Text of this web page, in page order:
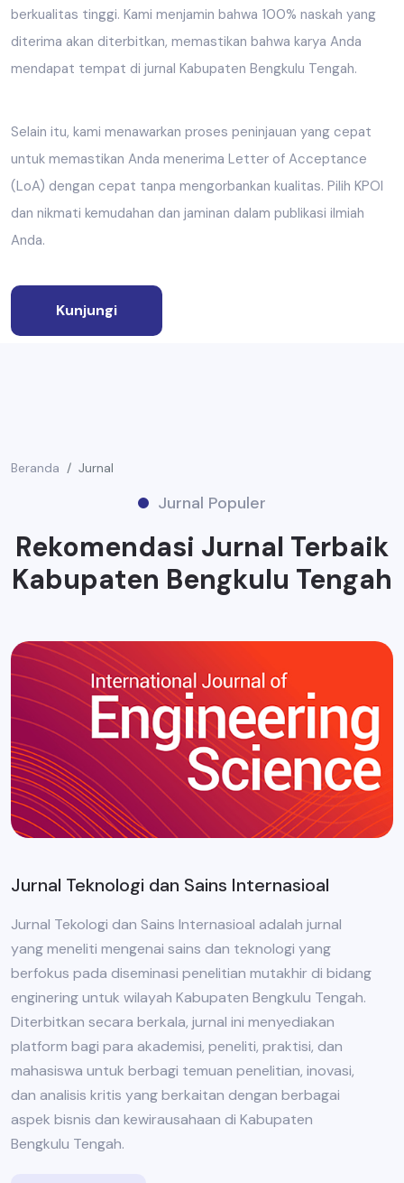
berkualitas tinggi. Kami menjamin bahwa 100% naskah yang
diterima akan diterbitkan, memastikan bahwa karya Anda
mendapat tempat di jurnal Kabupaten Bengkulu Tengah.
Selain itu, kami menawarkan proses peninjauan yang cepat
untuk memastikan Anda menerima Letter of Acceptance
(LoA) dengan cepat tanpa mengorbankan kualitas. Pilih KPOI
dan nikmati kemudahan dan jaminan dalam publikasi ilmiah
Anda.
Kunjungi
Beranda Jurnal
Jurnal Populer
Rekomendasi Jurnal Terbaik
Kabupaten Bengkulu Tengah
Jurnal Teknologi dan Sains Internasioal
Jurnal Tekologi dan Sains Internasioal adalah jurnal
yang meneliti mengenai sains dan teknologi yang
berfokus pada diseminasi penelitian mutakhir di bidang
enginering untuk wilayah Kabupaten Bengkulu Tengah.
Diterbitkan secara berkala, jurnal ini menyediakan
platform bagi para akademisi, peneliti, praktisi, dan
mahasiswa untuk berbagi temuan penelitian, inovasi,
dan analisis kritis yang berkaitan dengan berbagai
aspek bisnis dan kewirausahaan di Kabupaten
Bengkulu Tengah.